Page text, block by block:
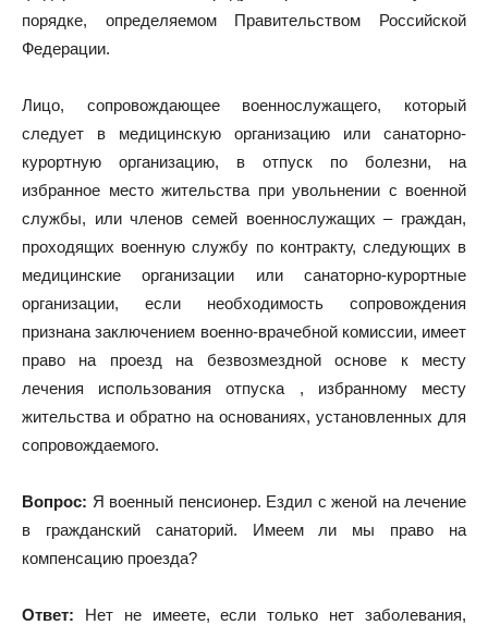
порядке, определяемом Правительством Российской
Федерации.
Лицо, сопровождающее военнослужащего, который
следует в медицинскую организацию или санаторно-
курортную организацию, в отпуск по болезни, на
избранное место жительства при увольнении с военной
службы, или членов семей военнослужащих – граждан,
проходящих военную службу по контракту, следующих в
медицинские организации или санаторно-курортные
организации, если необходимость сопровождения
признана заключением военно-врачебной комиссии, имеет
право на проезд на безвозмездной основе к месту
лечения использования отпуска , избранному месту
жительства и обратно на основаниях, установленных для
сопровождаемого.
Вопрос: Я военный пенсионер. Ездил с женой на лечение
в гражданский санаторий. Имеем ли мы право на
компенсацию проезда?
Ответ: Нет не имеете, если только нет заболевания,